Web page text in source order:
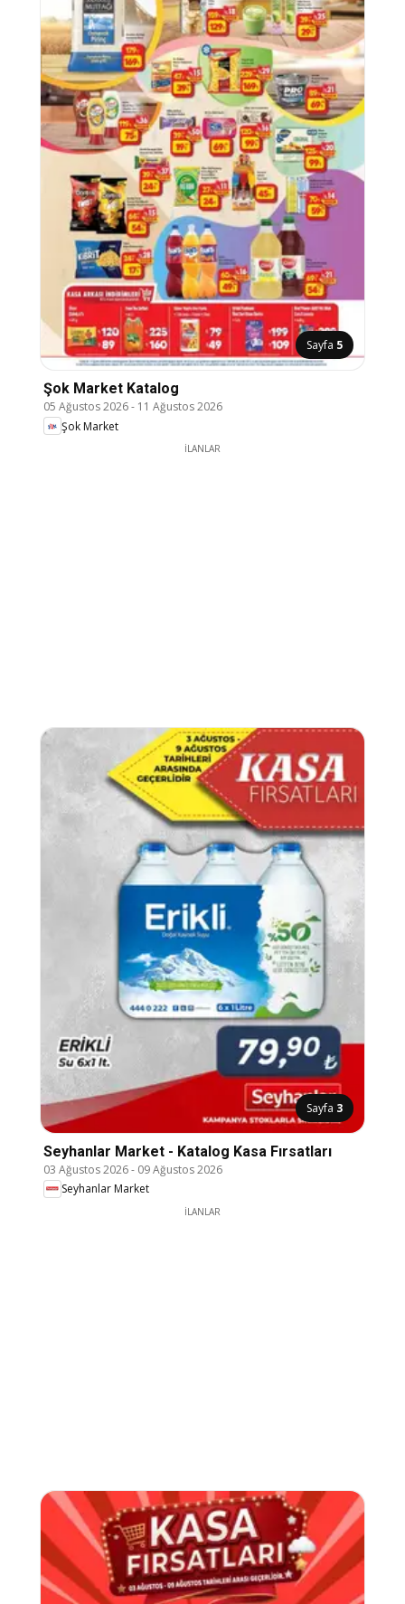
Sayfa 5
Şok Market Katalog
05 Ağustos 2026- 11 Ağustos 2026
Şok Market
İLANLAR
Sayfa 3
Seyhanlar Market - Katalog Kasa Fırsatları
03 Ağustos 2026- 09 Ağustos 2026
Seyhanlar Market
İLANLAR